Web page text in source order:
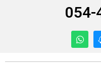
054-